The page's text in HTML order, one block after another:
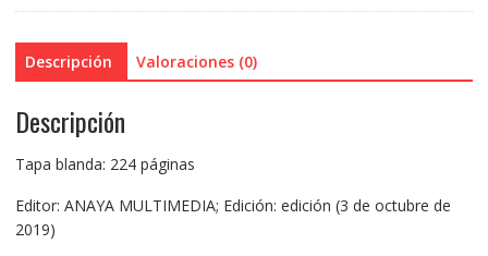
Descripción Valoraciones (0)
Descripción
Tapa blanda: 224 páginas
Editor: ANAYA MULTIMEDIA; Edición: edición (3 de octubre de
2019)